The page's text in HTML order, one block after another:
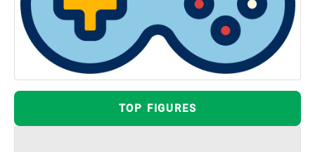
TOP FIGURES